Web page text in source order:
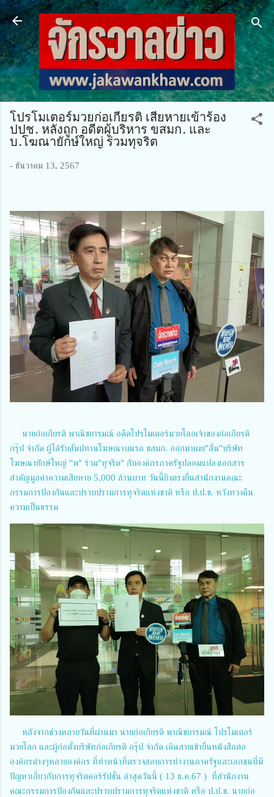
ข้ามไปที่เนื้อหาหลัก
โปรโมเตอร์มวยก่อเกียรติ เสียหายเข้าร้อง
ปปช. หลังถูก อดีตผู้บริหาร ขสมก. และ
บ.โฆณายักษ์ใหญ่ ร่วมทุจริต
- ธันวาคม 13, 2567
นายก่อเกียรติ พาณิชยารมณ์ อดีตโปรโมเตอร์มวยโลกเจ้าของก่อเกียรติ
กรุ๊ป จำกัด ผู้ได้รับสัมปทานโฆษณาบนรถ ขสมก. ออกมาเผย"ลั่น"บริษัท
โฆษณายักษ์ใหญ่ "พ" ร่วม"ทุจริต" กับองค์กรภาครัฐปลอมแปลงเอกสาร
สำคัญมูลค่าความเสียหาย 5,000 ล้านบาท วันนี้ยิงตรงยื่นสำนักงานคณะ
กรรมการป้องกันและปราบปรามการทุจริตแห่งชาติ หรือ ป.ป.ช. หวังทวงคืน
ความเป็นธรรม
หลังจากช่วงหลายวันที่ผ่านมา นายก่อเกียรติ พาณิชยารมณ์ โปรโมเตอร์
มวยโลก และผู้ก่อตั้งบริษัทก่อเกียรติ กรุ๊ป จำกัด เดินสายเข้ายื่นหนังสือต่อ
องค์กรต่างๆหลายองค์กร ที่ทำหน้าที่ตรวจสอบการทำงานภาครัฐและเอกชนที่มี
ปัญหาเกี่ยวกับการทุจริตคอร์รัปชั่น ล่าสุดวันนี้ ( 13 ธ.ค.67 ) ที่สำนักงาน
คณะกรรมการป้องกันและปราบปรามการทุจริตแห่งชาติ หรือ ป.ป.ช. นายก่อ